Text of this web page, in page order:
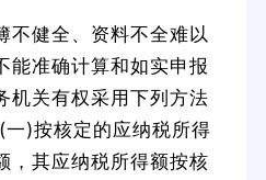
不健全、资料不全难以
能准确计算和如实申报
机关有权采用下列方法
)按核定的应纳税所得
，其应纳税所得额按核